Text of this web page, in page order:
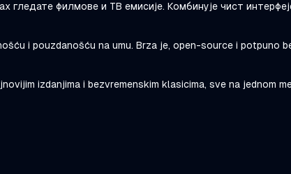
гледате филмове и ТВ емисије. Комбинује чист
i pouzdanošću na umu. Brza je, open-source i potpuno
izdanjima i bezvremenskim klasicima, sve na jednom